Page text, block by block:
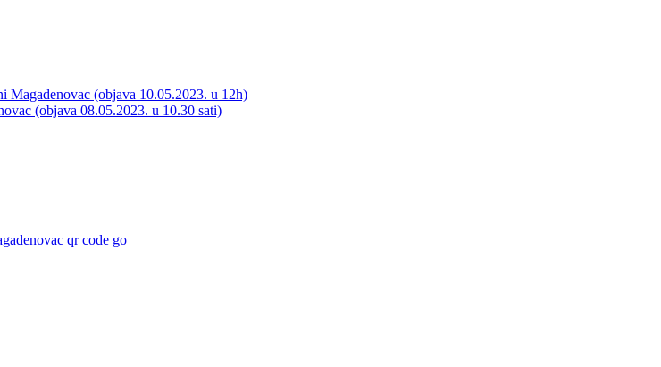
Magadenovac (objava 10.05.2023. u 12h)
(objava 08.05.2023. u 10.30 sati)